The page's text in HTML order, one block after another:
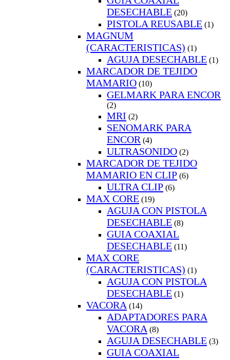
DESECHABLE (20)
PISTOLA REUSABLE (1)
MAGNUM
(CARACTERISTICAS) (1)
AGUJA DESECHABLE (1)
MARCADOR DE TEJIDO
MAMARIO (10)
GELMARK PARA ENCOR
(2)
MRI (2)
SENOMARK PARA
ENCOR (4)
ULTRASONIDO (2)
MARCADOR DE TEJIDO
MAMARIO EN CLIP (6)
ULTRA CLIP (6)
MAX CORE (19)
AGUJA CON PISTOLA
DESECHABLE (8)
GUIA COAXIAL
DESECHABLE (11)
MAX CORE
(CARACTERISTICAS) (1)
AGUJA CON PISTOLA
DESECHABLE (1)
VACORA (14)
ADAPTADORES PARA
VACORA (8)
AGUJA DESECHABLE (3)
GUIA COAXIAL